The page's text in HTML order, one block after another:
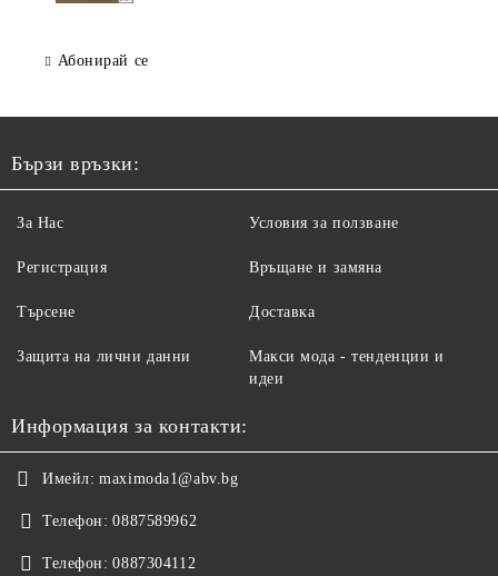
Абонирай се
Бързи връзки:
За Нас
Регистрация
Търсене
Защита на лични данни
Условия за ползване
Връщане и замяна
Доставка
Макси мода - тенденции и
идеи
Информация за контакти:
Имейл: maximoda1@abv.bg
Телефон: 0887589962
Телефон: 0887304112